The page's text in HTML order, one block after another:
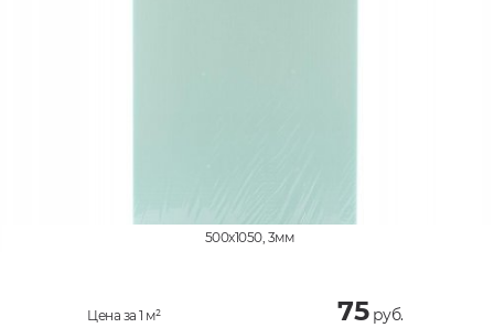
500x1050, 3мм
Цена за 1 м² 75руб.